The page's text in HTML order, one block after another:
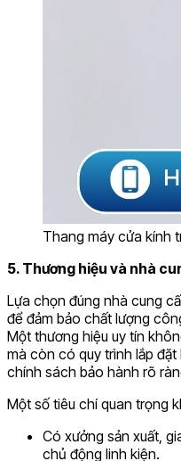
Thang máy cửa kính
5. Thương hiệu và nhà
Lựa chọn đúng nhà cung
để đảm bảo chất lượng
Một thương hiệu uy tín
mà còn có quy trình lắp
chính sách bảo hành rõ
Một số tiêu chí quan trọng
Có xưởng sản xuất,
chủ động linh kiện.